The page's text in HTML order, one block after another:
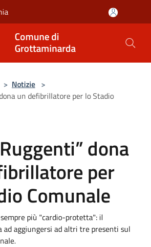
Comune di
Grottaminarda
> Notizie >
un defibrillatore per lo Stadio
dona
per
Comunale
più "cardio-protetta": il
ad aggiungersi ad altri tre presenti sul